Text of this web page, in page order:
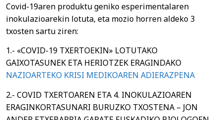
Covid-19aren produktu geniko esperimentalaren
inokulazioarekin lotuta, eta mozio horren aldeko 3
txosten sartu ziren:
1.- «COVID-19 TXERTOEKIN» LOTUTAKO
GAIXOTASUNEK ETA HERIOTZEK ERAGINDAKO
NAZIOARTEKO KRISI MEDIKOAREN ADIERAZPENA
2.- COVID TXERTOAREN ETA 4. INOKULAZIOAREN
ERAGINKORTASUNARI BURUZKO TXOSTENA – JON